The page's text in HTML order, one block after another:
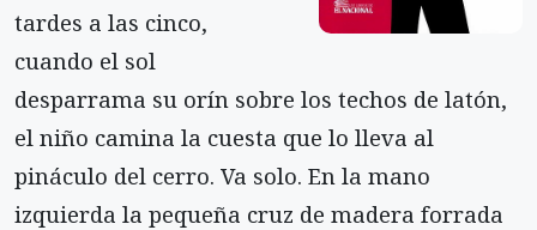
tardes a las cinco,
cuando el sol
desparrama su orín sobre los techos de latón,
el niño camina la cuesta que lo lleva al
pináculo del cerro. Va solo. En la mano
izquierda la pequeña cruz de madera forrada